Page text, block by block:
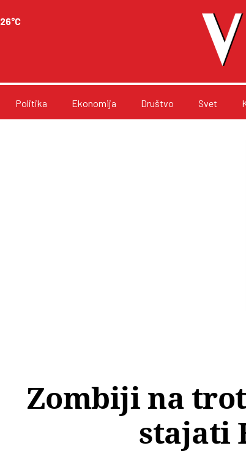
26°C
Politika Ekonomija Društvo Svet
Zombiji na
stajati